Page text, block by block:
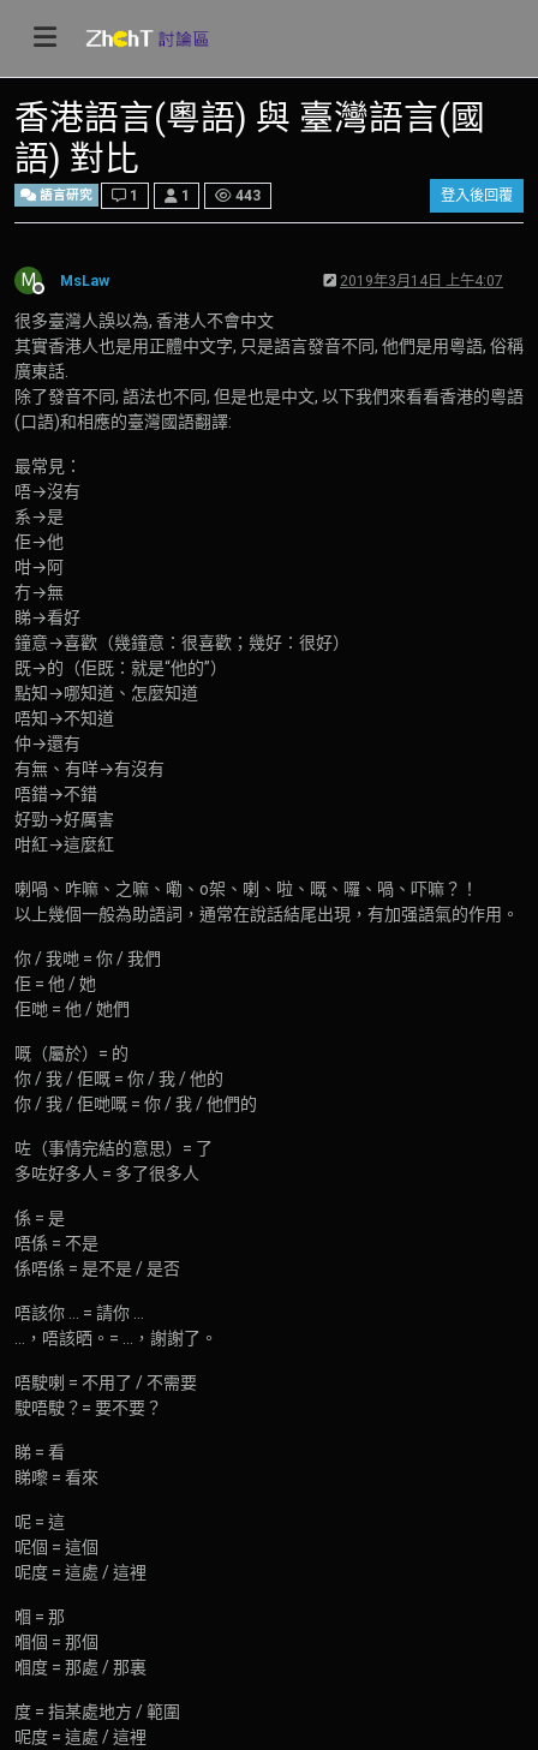
香港語言(粵語) 與 臺灣語言(國
語) 對比
語言研究 1 1 443 登入後回覆
M
離線
MsLaw 2019年3月14日 上午4:07
很多臺灣人誤以為, 香港人不會中文
其實香港人也是用正體中文字, 只是語言發音不同, 他們是用粵語, 俗稱
廣東話.
除了發音不同, 語法也不同, 但是也是中文, 以下我們來看看香港的粵語
(口語)和相應的臺灣國語翻譯:
最常見：
唔→沒有
系→是
佢→他
咁→阿
冇→無
睇→看好
鐘意→喜歡（幾鐘意：很喜歡；幾好：很好）
既→的（佢既：就是“他的”）
點知→哪知道、怎麼知道
唔知→不知道
仲→還有
有無、有咩→有沒有
唔錯→不錯
好勁→好厲害
咁紅→這麼紅
喇喎、咋嘛、之嘛、嘞、o架、喇、啦、嘅、囉、喎、吓嘛？！
以上幾個一般為助語詞，通常在說話結尾出現，有加强語氣的作用。
你 / 我哋 = 你 / 我們
佢 = 他 / 她
佢哋 = 他 / 她們
嘅（屬於）= 的
你 / 我 / 佢嘅 = 你 / 我 / 他的
你 / 我 / 佢哋嘅 = 你 / 我 / 他們的
咗（事情完結的意思）= 了
多咗好多人 = 多了很多人
係 = 是
唔係 = 不是
係唔係 = 是不是 / 是否
唔該你 … = 請你 …
…，唔該晒。= …，謝謝了。
唔駛喇 = 不用了 / 不需要
駛唔駛？= 要不要？
睇 = 看
睇嚟 = 看來
呢 = 這
呢個 = 這個
呢度 = 這處 / 這裡
嗰 = 那
嗰個 = 那個
嗰度 = 那處 / 那裏
度 = 指某處地方 / 範圍
呢度 = 這處 / 這裡